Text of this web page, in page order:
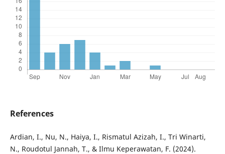
References
Ardian, I., Nu, N., Haiya, I., Rismatul Azizah, I., Tri Winarti,
N., Roudotul Jannah, T., & Ilmu Keperawatan, F. (2024).